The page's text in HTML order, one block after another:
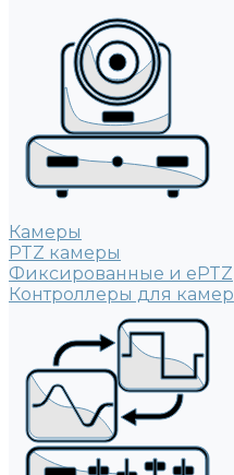
Камеры
PTZ камеры
Фиксированные и ePTZ
Контроллеры для камер